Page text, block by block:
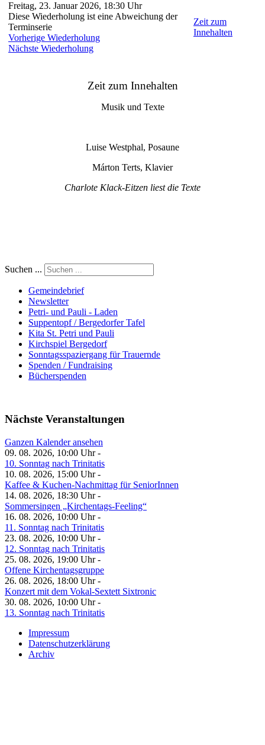
Freitag, 23. Januar 2026, 18:30 Uhr
Diese Wiederholung ist eine Abweichung der
Terminserie
Vorherige Wiederholung
Nächste Wiederholung
Zeit zum
Innehalten
Zeit zum Innehalten
Musik und Texte
Luise Westphal, Posaune
Márton Terts, Klavier
Charlote Klack-Eitzen liest die Texte
Suchen ...
Gemeindebrief
Newsletter
Petri- und Pauli - Laden
Suppentopf / Bergedorfer Tafel
Kita St. Petri und Pauli
Kirchspiel Bergedorf
Sonntagsspaziergang für Trauernde
Spenden / Fundraising
Bücherspenden
Nächste Veranstaltungen
Ganzen Kalender ansehen
09. 08. 2026, 10:00 Uhr -
10. Sonntag nach Trinitatis
10. 08. 2026, 15:00 Uhr -
Kaffee & Kuchen-Nachmittag für SeniorInnen
14. 08. 2026, 18:30 Uhr -
Sommersingen „Kirchentags-Feeling“
16. 08. 2026, 10:00 Uhr -
11. Sonntag nach Trinitatis
23. 08. 2026, 10:00 Uhr -
12. Sonntag nach Trinitatis
25. 08. 2026, 19:00 Uhr -
Offene Kirchentagsgruppe
26. 08. 2026, 18:00 Uhr -
Konzert mit dem Vokal-Sextett Sixtronic
30. 08. 2026, 10:00 Uhr -
13. Sonntag nach Trinitatis
Impressum
Datenschutzerklärung
Archiv